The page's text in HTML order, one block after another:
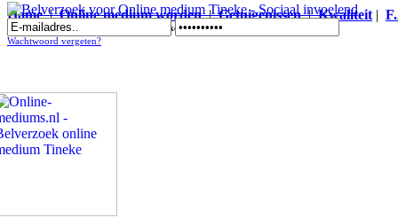
Home|Online medium worden|Getuigenissen|Kwaliteit |
Belverzoek voor Online medium Tineke - Sociaal invoelend
Wachtwoord vergeten?